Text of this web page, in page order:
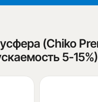
(Chiko
5-15%)